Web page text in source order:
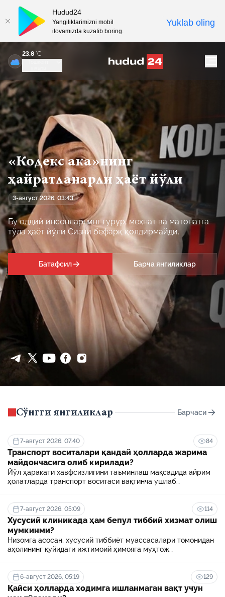
23.8 °C
«Кодекс ака»нинг
ҳайратланарли ҳаёт йўли
3-август 2026, 03:43
Бу оддий инсонларнинг ғурур, меҳнат ва матонатга
тўла ҳаёт йўли Сизни бефарқ қолдирмайди.
Батафсил Барча янгиликлар
Сўнгги янгиликлар Барчаси
7-август 2026, 07:40 84
Транспорт воситалари қандай ҳолларда жарима
майдончасига олиб кирилади?
Йўл ҳаракати хавфсизлигини таъминлаш мақсадида айрим
ҳолатларда транспорт воситаси вақтинча ушлаб
7-август 2026, 05:09 114
Хусусий клиникада ҳам бепул тиббий хизмат олиш
мумкинми?
Низомга асосан, хусусий тиббиёт муассасалари томонидан
аҳолининг қуйидаги ижтимоий ҳимояга муҳтож
6-август 2026, 05:19 129
Қайси ҳолларда ходимга ишланмаган вақт учун
Hudud24
Yangiliklarimizni mobil
ilovamizda kuzatib boring.
Yuklab oling